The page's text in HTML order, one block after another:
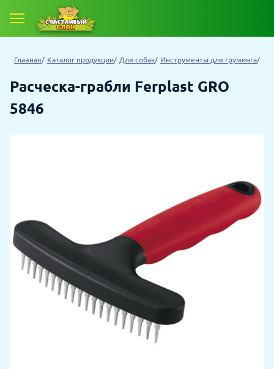
Главная Каталог продукции Для собак Инструменты для груминга
Расческа-грабли Ferplast GRO
5846